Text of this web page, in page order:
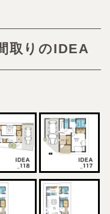
取りのIDEA